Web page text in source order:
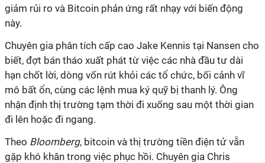
giảm rủi ro và Bitcoin phản ứng rất nhạy với biến động
này.
Chuyên gia phân tích cấp cao Jake Kennis tại Nansen cho
biết, đợt bán tháo xuất phát từ việc các nhà đầu tư dài
hạn chốt lời, dòng vốn rút khỏi các tổ chức, bối cảnh vĩ
mô bất ổn, cùng các lệnh mua ký quỹ bị thanh lý. Ông
nhận định thị trường tạm thời đi xuống sau một thời gian
đi lên hoặc đi ngang.
Theo Bloomberg, bitcoin và thị trường tiền điện tử vẫn
gặp khó khăn trong việc phục hồi. Chuyên gia Chris